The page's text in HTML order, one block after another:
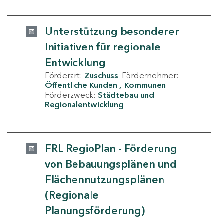
Unterstützung besonderer
Initiativen für regionale
Entwicklung
Förderart: Zuschuss Fördernehmer:
Öffentliche Kunden
Kommunen
Förderzweck: Städtebau und
Regionalentwicklung
FRL RegioPlan - Förderung
von Bebauungsplänen und
Flächennutzungsplänen
(Regionale
Planungsförderung)